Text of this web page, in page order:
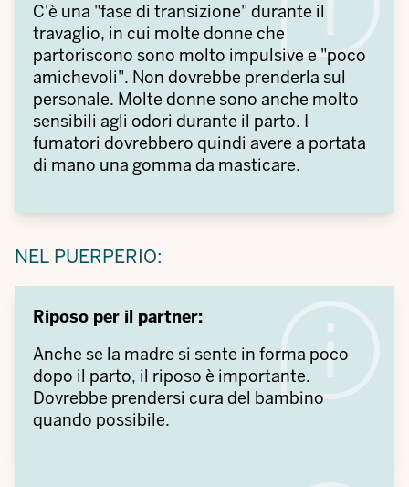
C'è una "fase di transizione" durante il
travaglio, in cui molte donne che
partoriscono sono molto impulsive e "poco
amichevoli". Non dovrebbe prenderla sul
personale. Molte donne sono anche molto
sensibili agli odori durante il parto. I
fumatori dovrebbero quindi avere a portata
di mano una gomma da masticare.
NEL PUERPERIO:
Riposo per il partner:
Anche se la madre si sente in forma poco
dopo il parto, il riposo è importante.
Dovrebbe prendersi cura del bambino
quando possibile.